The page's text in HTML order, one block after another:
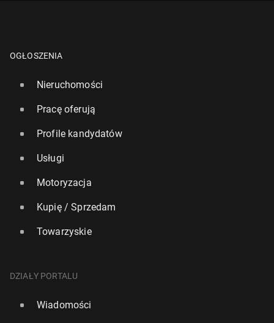
OGŁOSZENIA
Nieruchomości
Pracę oferują
Profile kandydatów
Usługi
Motoryzacja
Kupię / Sprzedam
Towarzyskie
DZIAŁY PORTALU
Wiadomości